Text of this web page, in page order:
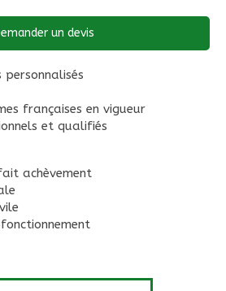
un devis
personnalisés
françaises en vigueur
et qualifiés
achèvement